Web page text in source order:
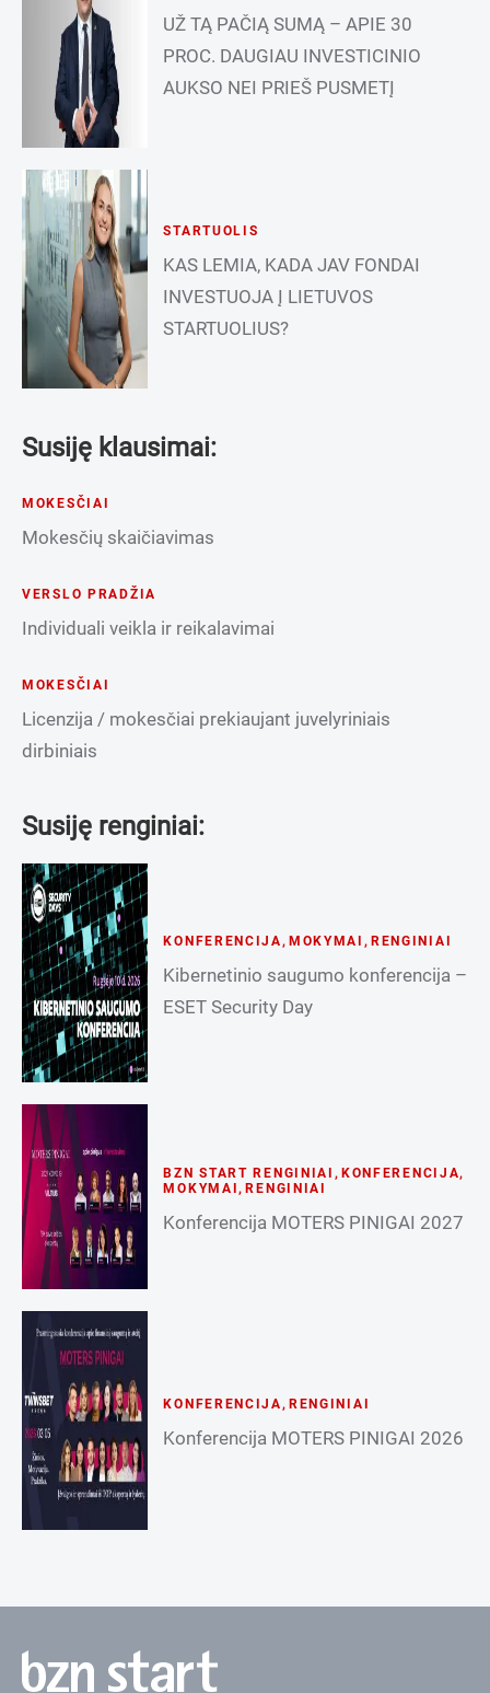
UŽ TĄ PAČIĄ SUMĄ – APIE 30
PROC. DAUGIAU INVESTICINIO
AUKSO NEI PRIEŠ PUSMETĮ
STARTUOLIS
KAS LEMIA, KADA JAV FONDAI
INVESTUOJA Į LIETUVOS
STARTUOLIUS?
Susiję klausimai:
MOKESČIAI
Mokesčių skaičiavimas
VERSLO PRADŽIA
Individuali veikla ir reikalavimai
MOKESČIAI
Licenzija / mokesčiai prekiaujant juvelyriniais
dirbiniais
Susiję renginiai:
KONFERENCIJA , MOKYMAI , RENGINIAI
Kibernetinio saugumo konferencija –
ESET Security Day
BZN START RENGINIAI , KONFERENCIJA,
MOKYMAI ,RENGINIAI
Konferencija MOTERS PINIGAI 2027
KONFERENCIJA, RENGINIAI
Konferencija MOTERS PINIGAI 2026